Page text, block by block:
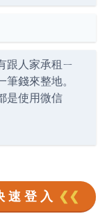
跟人家承租ㄧ
錢來整地。
是使用微信
速 登 入 ❮❮